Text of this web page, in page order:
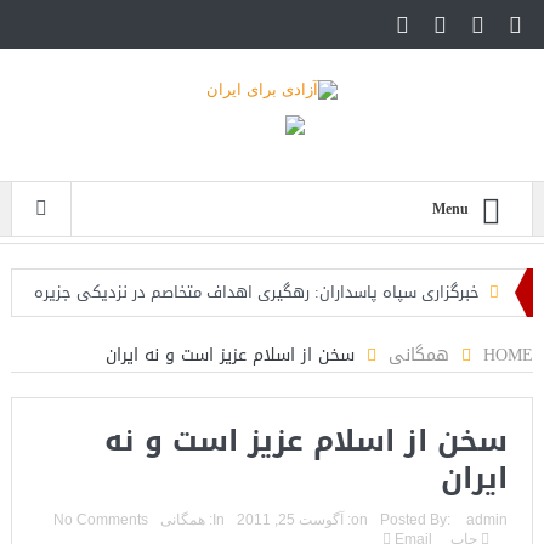
Menu
خبرگزاری سپاه پاسداران: رهگیری اهداف متخاصم در نزدیکی جزیره
پابرجاست
ایران؛ واکنش ترامپ و معاونش به اقدام تفرقه‌افکنان/سفر ژنرال
منیر به عربستان
HOME همگانی سخن از اسلام عزیز است و نه ایران
سخن از اسلام عزیز است و نه
ایران
Posted By: admin
on: آگوست 25, 2011 In: همگانی
No Comments
چاپ
Email